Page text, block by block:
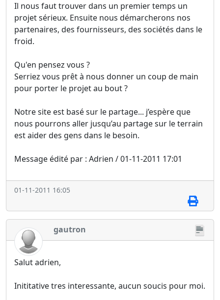
Il nous faut trouver dans un premier temps un
projet sérieux. Ensuite nous démarcherons nos
partenaires, des fournisseurs, des sociétés dans le
froid.
Qu'en pensez vous ?
Serriez vous prêt à nous donner un coup de main
pour porter le projet au bout ?
Notre site est basé sur le partage... j’espère que
nous pourrons aller jusqu’au partage sur le terrain
est aider des gens dans le besoin.
Message édité par : Adrien / 01-11-2011 17:01
01-11-2011 16:05
gautron
Salut adrien,
Inititative tres interessante, aucun soucis pour moi.